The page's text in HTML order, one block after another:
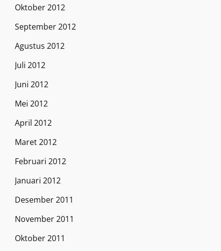
Oktober 2012
September 2012
Agustus 2012
Juli 2012
Juni 2012
Mei 2012
April 2012
Maret 2012
Februari 2012
Januari 2012
Desember 2011
November 2011
Oktober 2011